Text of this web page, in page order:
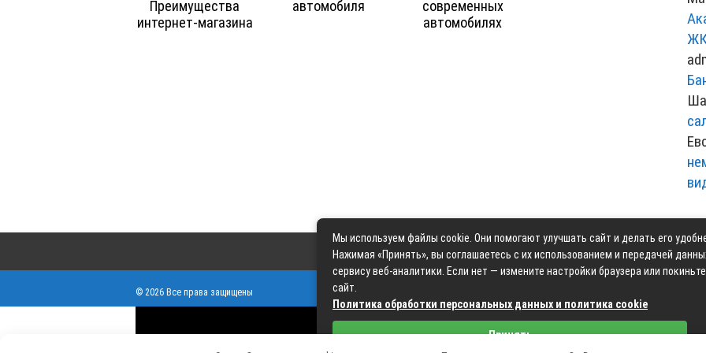
Преимущества
интернет-магазина
автомобиля
современных
автомобилях
ЖК
Контакты Карта
© 2026 Все права защищены
Связаться с редакцией сайта:
Мы используем файлы cookie. Они помогают улучшать сайт и делать его
Нажимая «Принять», вы соглашаетесь с их использованием и передачей
сервису веб-аналитики. Если нет — измените настройки браузера или покиньте
сайт.
Политика обработки персональных данных и политика cookie
Принять